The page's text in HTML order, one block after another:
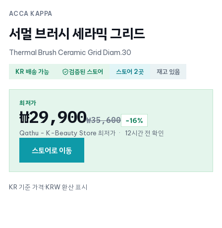
ACCA KAPPA
서멀 브러시 세라믹 그리드
Thermal Brush Ceramic Grid Diam.30
KR 배송 가능 검증된 스토어 스토어 2곳 재고 있음
최저가
₩29,900₩35,600
−16%
Qathu - K-Beauty Store 최저가 · 12시간 전 확인
스토어로 이동
KR 기준 가격·KRW 환산 표시